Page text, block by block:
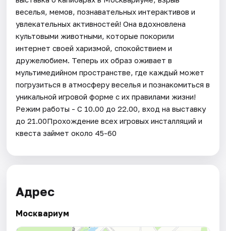
веселья, мемов, познавательных интерактивов и
увлекательных активностей! Она вдохновлена
культовыми животными, которые покорили
интернет своей харизмой, спокойствием и
дружелюбием. Теперь их образ оживает в
мультимедийном пространстве, где каждый может
погрузиться в атмосферу веселья и познакомиться в
уникальной игровой форме с их правилами жизни!
Режим работы - С 10.00 до 22.00, вход на выставку
до 21.00Прохождение всех игровых инсталляций и
квеста займет около 45-60
Адрес
Москвариум